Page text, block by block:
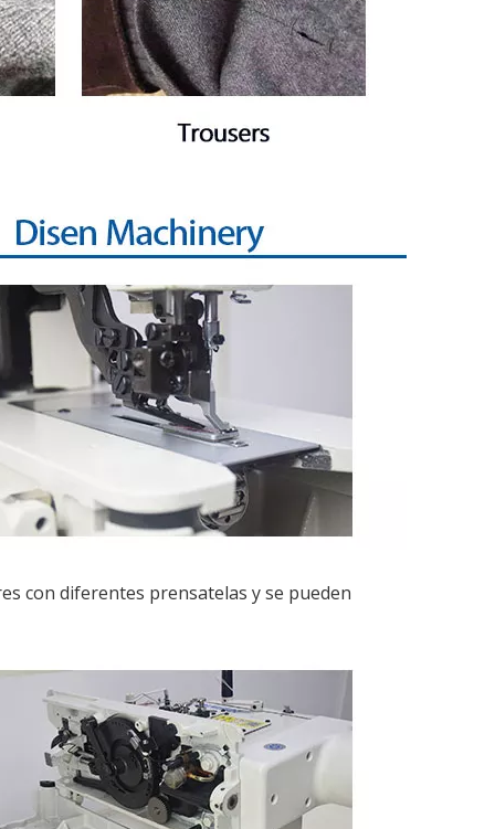
con diferentes prensatelas y se pueden